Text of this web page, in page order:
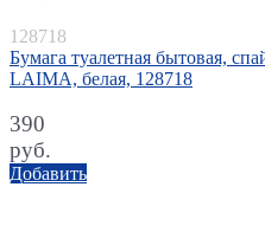
128718
Бумага туалетная бытовая,
LAIMA, белая, 128718
390
руб.
Добавить